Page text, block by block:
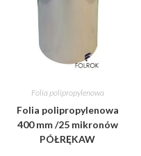
Folia polipropylenowa
Folia polipropylenowa
400 mm /25 mikronów
PÓŁRĘKAW